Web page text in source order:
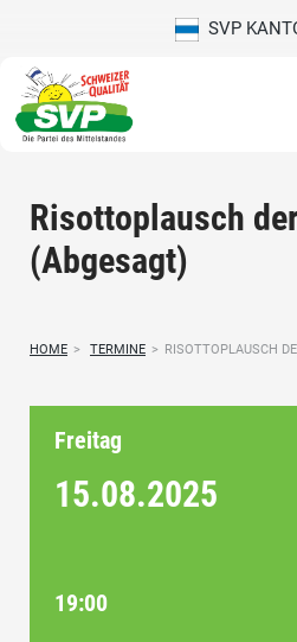
SVP
Risottoplausch
(Abgesagt)
HOME > TERMINE > RISOTTOPLAUSCH
Freitag
15.08.2025
19:00